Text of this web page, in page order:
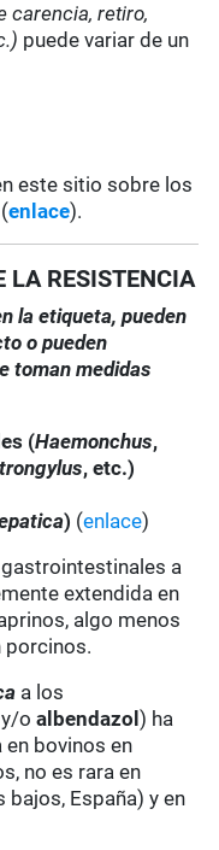
carencia, retiro,
puede variar de un
este sitio sobre los
(enlace).
LA RESISTENCIA
la etiqueta, pueden
o pueden
toman medidas
(Haemonchus,
, etc.)
) (enlace)
a
extendida en
algo menos
porcinos.
a los
y/oalbendazol) ha
bovinos en
no es rara en
bajos, España) y en